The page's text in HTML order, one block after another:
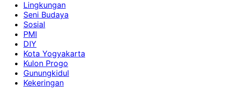
Lingkungan
Seni Budaya
Sosial
PMI
DIY
Kota Yogyakarta
Kulon Progo
Gunungkidul
Kekeringan